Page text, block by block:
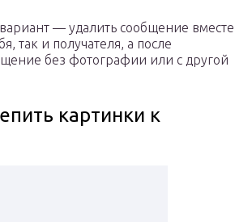
— удалить сообщение вместе
так и получателя, а после
без фотографии или с другой
картинки к